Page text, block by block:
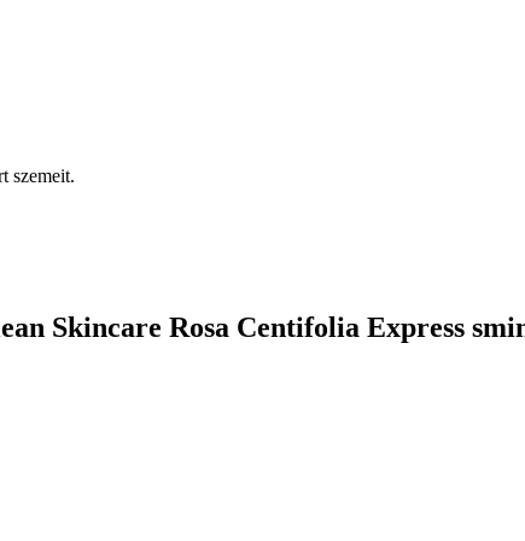
szemeit.
Skincare Rosa Centifolia Express